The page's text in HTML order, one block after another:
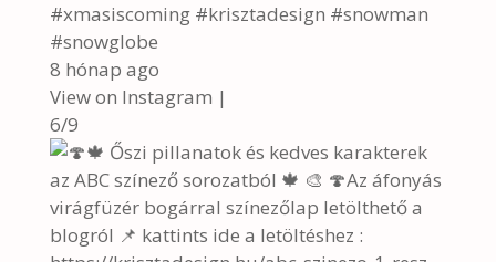
#xmasiscoming #krisztadesign #snowman
#snowglobe
8 hónap ago
View on Instagram |
6/9